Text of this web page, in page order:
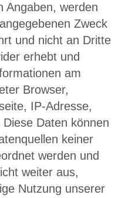
Angaben, werden
Zweck
und nicht an Dritte
erhebt und
am
Browser,
IP-Adresse,
Daten können
keiner
werden und
weiter aus,
Nutzung unserer